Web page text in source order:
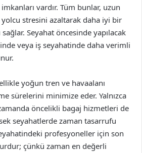
vardır. Tüm bunlar, uzun
stresini azaltarak daha iyi bir
Seyahat öncesinde yapılacak
veya iş seyahatinde daha verimli
yoğun tren ve havaalanı
sürelerini minimize eder. Yalnızca
öncelikli bagaj hizmetleri de
seyahatlerde zaman tasarrufu
profesyoneller için son
çünkü zaman en değerli